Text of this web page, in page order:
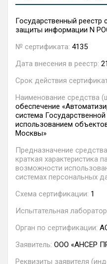
Государственный реестр
защиты информации N
№ сертификата: 4135
Дата внесения в реестр:
Срок действия
Наименование средства
обеспечение
система
использованием
Москвы»
Предназначение
краткая характеристика
возможности
системах персональных
Схема сертификации: 1
Испытательная
Орган по сертификации:
Заявитель: ООО «АНСЕР
Реквизиты заявителя